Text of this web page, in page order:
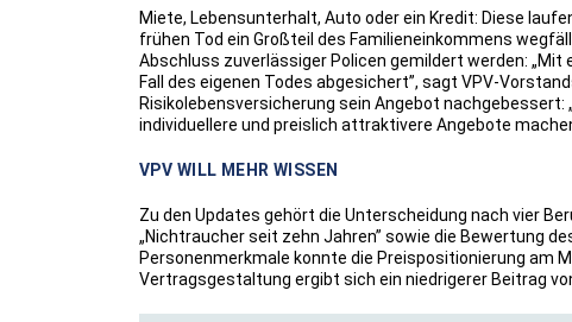
Miete, Lebensunterhalt, Auto oder ein Kredit: Diese
frühen Tod ein Großteil des Familieneinkommens
Abschluss zuverlässiger Policen gemildert werden:
Fall des eigenen Todes abgesichert”, sagt VPV-
Risikolebensversicherung sein Angebot nachgebessert:
individuellere und preislich attraktivere Angebote
VPV WILL MEHR WISSEN
Zu den Updates gehört die Unterscheidung nach vier
„Nichtraucher seit zehn Jahren” sowie die Bewertung
Personenmerkmale konnte die Preispositionierung am
Vertragsgestaltung ergibt sich ein niedrigerer Beitrag